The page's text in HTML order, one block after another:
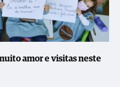
amor e visitas neste